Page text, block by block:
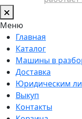
Меню
Главная
Каталог
Машины в
Доставка
Юридическим
Выкуп
Контакты